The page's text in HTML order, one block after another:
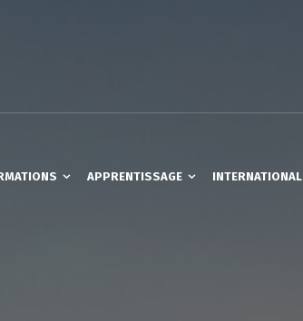
APPRENTISSAGE INTERNATIONAL